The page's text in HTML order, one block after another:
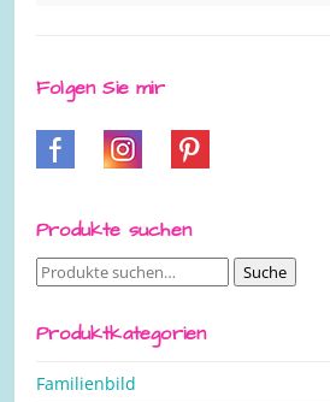
Folgen Sie mir
Produkte suchen
Suche
Suche
Produktkategorien
Familienbild